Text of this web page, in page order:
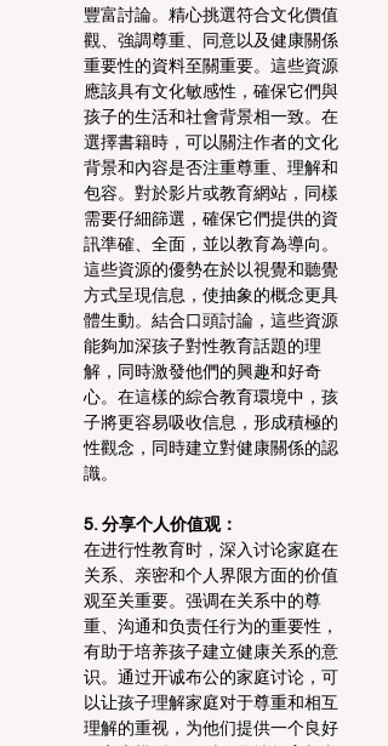
豐富討論。精心挑選符合文化價值
觀、強調尊重、同意以及健康關係
重要性的資料至關重要。這些資源
應該具有文化敏感性，確保它們與
孩子的生活和社會背景相一致。在
選擇書籍時，可以關注作者的文化
背景和內容是否注重尊重、理解和
包容。對於影片或教育網站，同樣
需要仔細篩選，確保它們提供的資
訊準確、全面，並以教育為導向。
這些資源的優勢在於以視覺和聽覺
方式呈現信息，使抽象的概念更具
體生動。結合口頭討論，這些資源
能夠加深孩子對性教育話題的理
解，同時激發他們的興趣和好奇
心。在這樣的綜合教育環境中，孩
子將更容易吸收信息，形成積極的
性觀念，同時建立對健康關係的認
識。
5. 分享个人价值观：
在进行性教育时，深入讨论家庭在
关系、亲密和个人界限方面的价值
观至关重要。强调在关系中的尊
重、沟通和负责任行为的重要性，
有助于培养孩子建立健康关系的意
识。通过开诚布公的家庭讨论，可
以让孩子理解家庭对于尊重和相互
理解的重视，为他们提供一个良好